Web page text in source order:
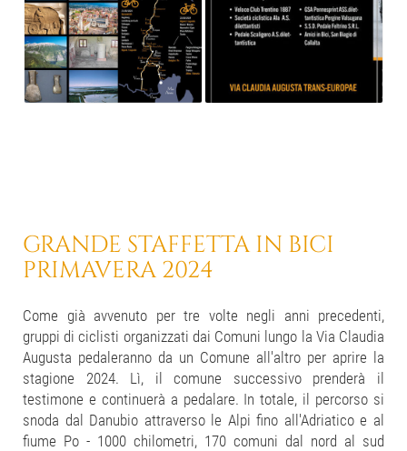
GRANDE STAFFETTA IN BICI
PRIMAVERA 2024
Come già avvenuto per tre volte negli anni precedenti,
gruppi di ciclisti organizzati dai Comuni lungo la Via Claudia
Augusta pedaleranno da un Comune all'altro per aprire la
stagione 2024. Lì, il comune successivo prenderà il
testimone e continuerà a pedalare. In totale, il percorso si
snoda dal Danubio attraverso le Alpi fino all'Adriatico e al
fiume Po - 1000 chilometri, 170 comuni dal nord al sud